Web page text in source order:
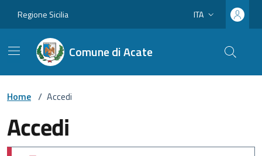
Regione Sicilia Lingua attiva:
ITA
Comune di Acate
Home / Accedi
Accedi